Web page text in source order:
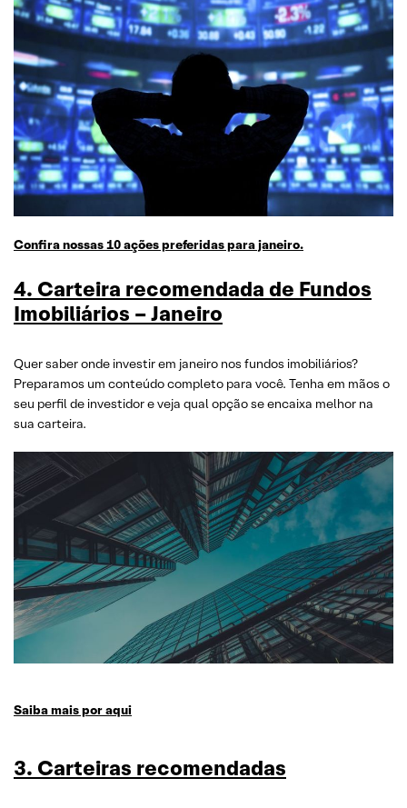
Confira nossas 10 ações preferidas para janeiro.
4. Carteira recomendada de Fundos
Imobiliários – Janeiro
Quer saber onde investir em janeiro nos fundos imobiliários?
Preparamos um conteúdo completo para você. Tenha em mãos o
seu perfil de investidor e veja qual opção se encaixa melhor na
sua carteira.
Saiba mais por aqui
3. Carteiras recomendadas